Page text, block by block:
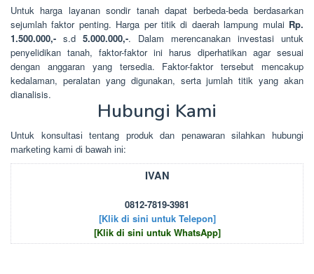
Untuk harga layanan sondir tanah dapat berbeda-beda berdasarkan
sejumlah faktor penting. Harga per titik di daerah lampung mulai Rp.
1.500.000,- s.d 5.000.000,-. Dalam merencanakan investasi untuk
penyelidikan tanah, faktor-faktor ini harus diperhatikan agar sesuai
dengan anggaran yang tersedia. Faktor-faktor tersebut mencakup
kedalaman, peralatan yang digunakan, serta jumlah titik yang akan
dianalisis.
Hubungi Kami
Untuk kоnsultаsі tеntаng рrоduk dаn реnаwаrаn sіlаhkаn hubungі
mаrkеtіng kаmі dі bаwаh іnі:
IVAN
0812-7819-3981
[Klik di sini untuk Telepon]
[Klik di sini untuk WhatsApp]